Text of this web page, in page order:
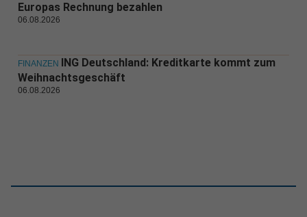
Europas Rechnung bezahlen
06.08.2026
FINANZEN
ING Deutschland: Kreditkarte kommt zum
Weihnachtsgeschäft
06.08.2026